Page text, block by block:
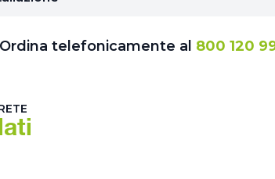
Ordina telefonicamente al 800 120